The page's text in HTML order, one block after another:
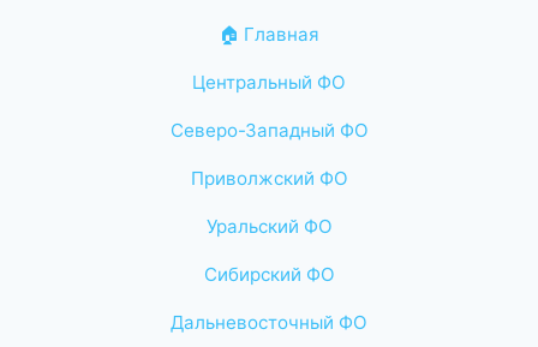
🏠 Главная
Центральный ФО
Северо-Западный ФО
Приволжский ФО
Уральский ФО
Сибирский ФО
Дальневосточный ФО